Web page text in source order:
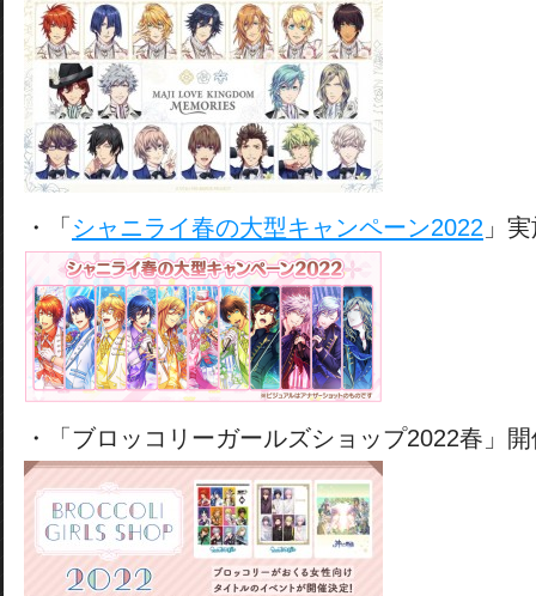
・「 シャニライ春の大型キャンペーン2022 」
・「ブロッコリーガールズショップ2022春」